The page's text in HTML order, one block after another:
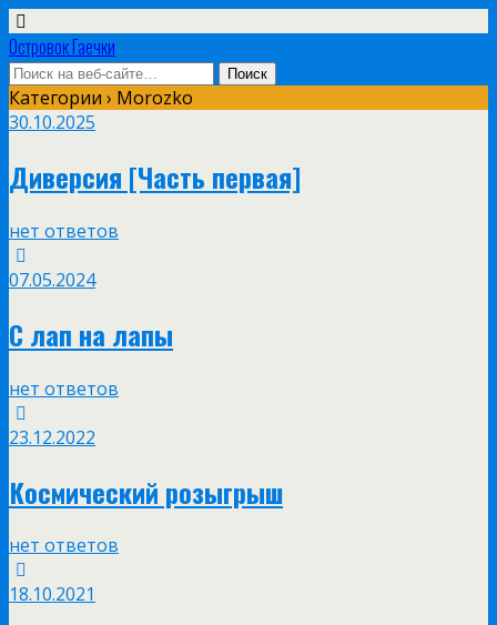
Островок Гаечки
Категории › Morozko
30.10.2025
Диверсия [Часть первая]
нет ответов
07.05.2024
С лап на лапы
нет ответов
23.12.2022
Космический розыгрыш
нет ответов
18.10.2021